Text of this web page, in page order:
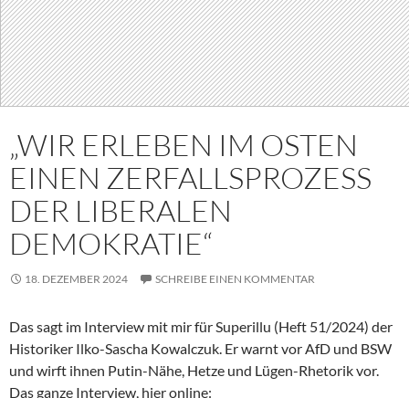
„WIR ERLEBEN IM OSTEN
EINEN ZERFALLSPROZESS
DER LIBERALEN
DEMOKRATIE“
18. DEZEMBER 2024 SCHREIBE EINEN KOMMENTAR
Das sagt im Interview mit mir für Superillu (Heft 51/2024) der
Historiker Ilko-Sascha Kowalczuk. Er warnt vor AfD und BSW
und wirft ihnen Putin-Nähe, Hetze und Lügen-Rhetorik vor.
Das ganze Interview, hier online: